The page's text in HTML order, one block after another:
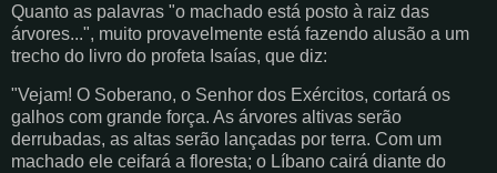
Quanto as palavras "o machado está posto à raiz das
árvores...", muito provavelmente está fazendo alusão a um
trecho do livro do profeta Isaías, que diz:
"Vejam! O Soberano, o Senhor dos Exércitos, cortará os
galhos com grande força. As árvores altivas serão
derrubadas, as altas serão lançadas por terra. Com um
machado ele ceifará a floresta; o Líbano cairá diante do